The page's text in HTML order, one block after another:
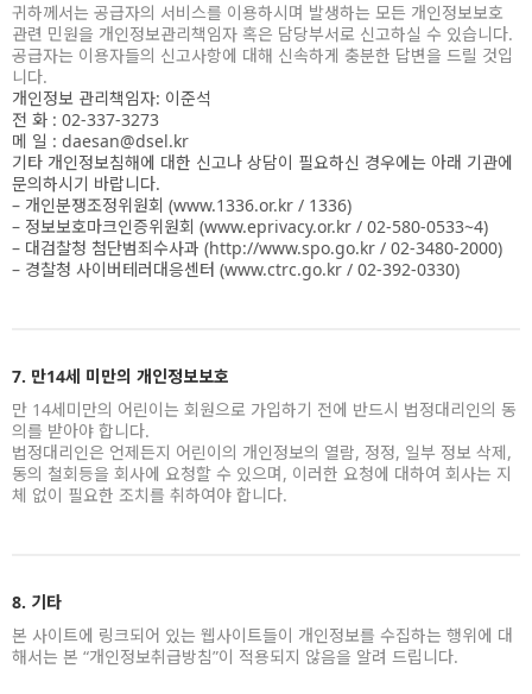
귀하께서는 공급자의 서비스를 이용하시며 발생하는 모든 개인정보보호
관련 민원을 개인정보관리책임자 혹은 담당부서로 신고하실 수 있습니다.
공급자는 이용자들의 신고사항에 대해 신속하게 충분한 답변을 드릴 것입
니다.
개인정보 관리책임자: 이준석
전 화 : 02-337-3273
메 일 : daesan@dsel.kr
기타 개인정보침해에 대한 신고나 상담이 필요하신 경우에는 아래 기관에
문의하시기 바랍니다.
– 개인분쟁조정위원회 (www.1336.or.kr / 1336)
– 정보보호마크인증위원회 (www.eprivacy.or.kr / 02-580-0533~4)
– 대검찰청 첨단범죄수사과 (http://www.spo.go.kr / 02-3480-2000)
– 경찰청 사이버테러대응센터 (www.ctrc.go.kr / 02-392-0330)
7. 만14세 미만의 개인정보보호
만 14세미만의 어린이는 회원으로 가입하기 전에 반드시 법정대리인의 동
의를 받아야 합니다.
법정대리인은 언제든지 어린이의 개인정보의 열람, 정정, 일부 정보 삭제,
동의 철회등을 회사에 요청할 수 있으며, 이러한 요청에 대하여 회사는 지
체 없이 필요한 조치를 취하여야 합니다.
8. 기타
본 사이트에 링크되어 있는 웹사이트들이 개인정보를 수집하는 행위에 대
해서는 본 “개인정보취급방침”이 적용되지 않음을 알려 드립니다.